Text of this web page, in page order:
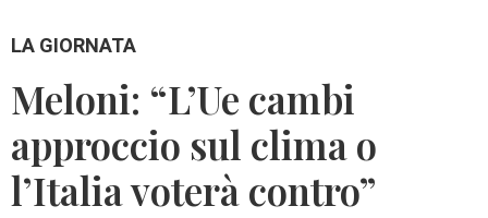
LA GIORNATA
Meloni: “L’Ue cambi
approccio sul clima o
l’Italia voterà contro”